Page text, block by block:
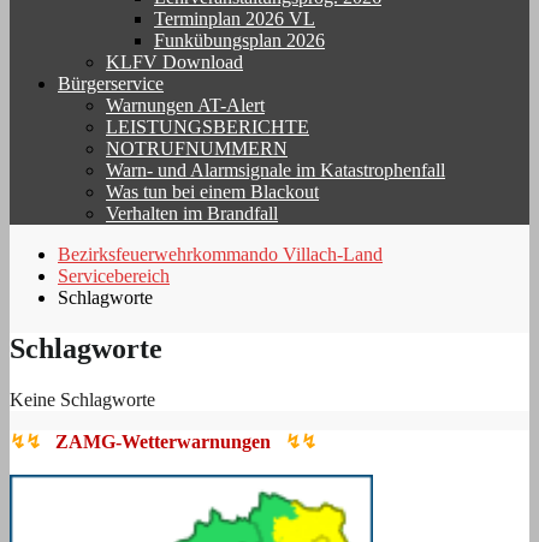
Terminplan 2026 VL
Funkübungsplan 2026
KLFV Download
Bürgerservice
Warnungen AT-Alert
LEISTUNGSBERICHTE
NOTRUFNUMMERN
Warn- und Alarmsignale im Katastrophenfall
Was tun bei einem Blackout
Verhalten im Brandfall
Bezirksfeuerwehrkommando Villach-Land
Servicebereich
Schlagworte
Schlagworte
Keine Schlagworte
↯↯ ZAMG-Wetterwarnungen ↯↯